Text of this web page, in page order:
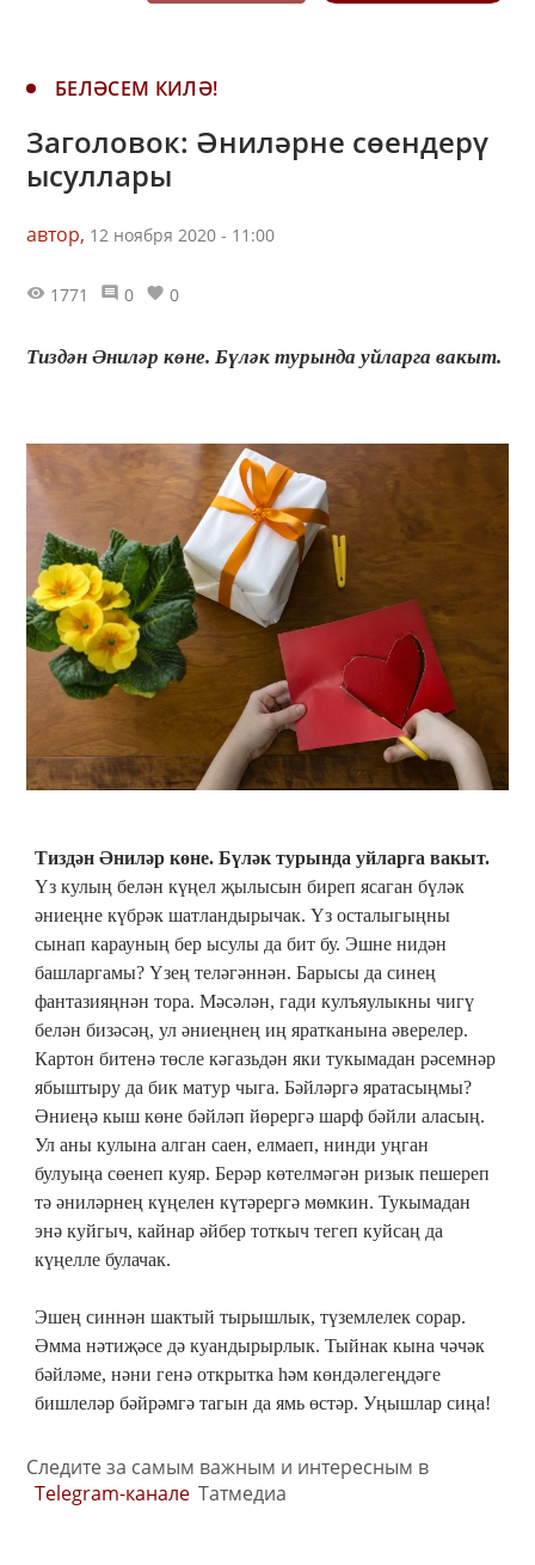
БЕЛӘСЕМ КИЛӘ!
Заголовок: Әниләрне сөендерү
ысуллары
автор, 12 ноября 2020 - 11:00
1771 0 0
Тиздән Әниләр көне. Бүләк турында уйларга вакыт.
Тиздән Әниләр көне. Бүләк турында уйларга вакыт.
Үз кулың белән күңел җылысын биреп ясаган бүләк
әниеңне күбрәк шатландырычак. Үз осталыгыңны
сынап карауның бер ысулы да бит бу. Эшне нидән
башларгамы? Үзең теләгәннән. Барысы да синең
фантазияңнән тора. Мәсәлән, гади кулъяулыкны чигү
белән бизәсәң, ул әниеңнең иң яратканына әверелер.
Картон битенә төсле кәгазьдән яки тукымадан рәсемнәр
ябыштыру да бик матур чыга. Бәйләргә яратасыңмы?
Әниеңә кыш көне бәйләп йөрергә шарф бәйли аласың.
Ул аны кулына алган саен, елмаеп, нинди уңган
булуыңа сөенеп куяр. Берәр көтелмәгән ризык пешереп
тә әниләрнең күңелен күтәрергә мөмкин. Тукымадан
энә куйгыч, кайнар әйбер тоткыч тегеп куйсаң да
күңелле булачак.
Эшең синнән шактый тырышлык, түземлелек сорар.
Әмма нәтиҗәсе дә куандырырлык. Тыйнак кына чәчәк
бәйләме, нәни генә открытка һәм көндәлегеңдәге
бишлеләр бәйрәмгә тагын да ямь өстәр. Уңышлар сиңа!
Следите за самым важным и интересным в
Telegram-канале Татмедиа